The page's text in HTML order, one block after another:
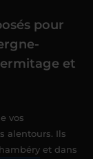
pour
et
vos
alentours. Ils
et dans